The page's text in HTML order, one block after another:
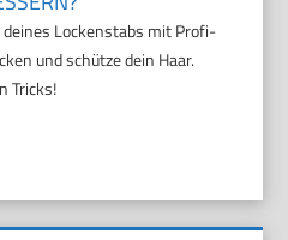
Lockenstabs mit Profi-
und schütze dein Haar.
Tricks!